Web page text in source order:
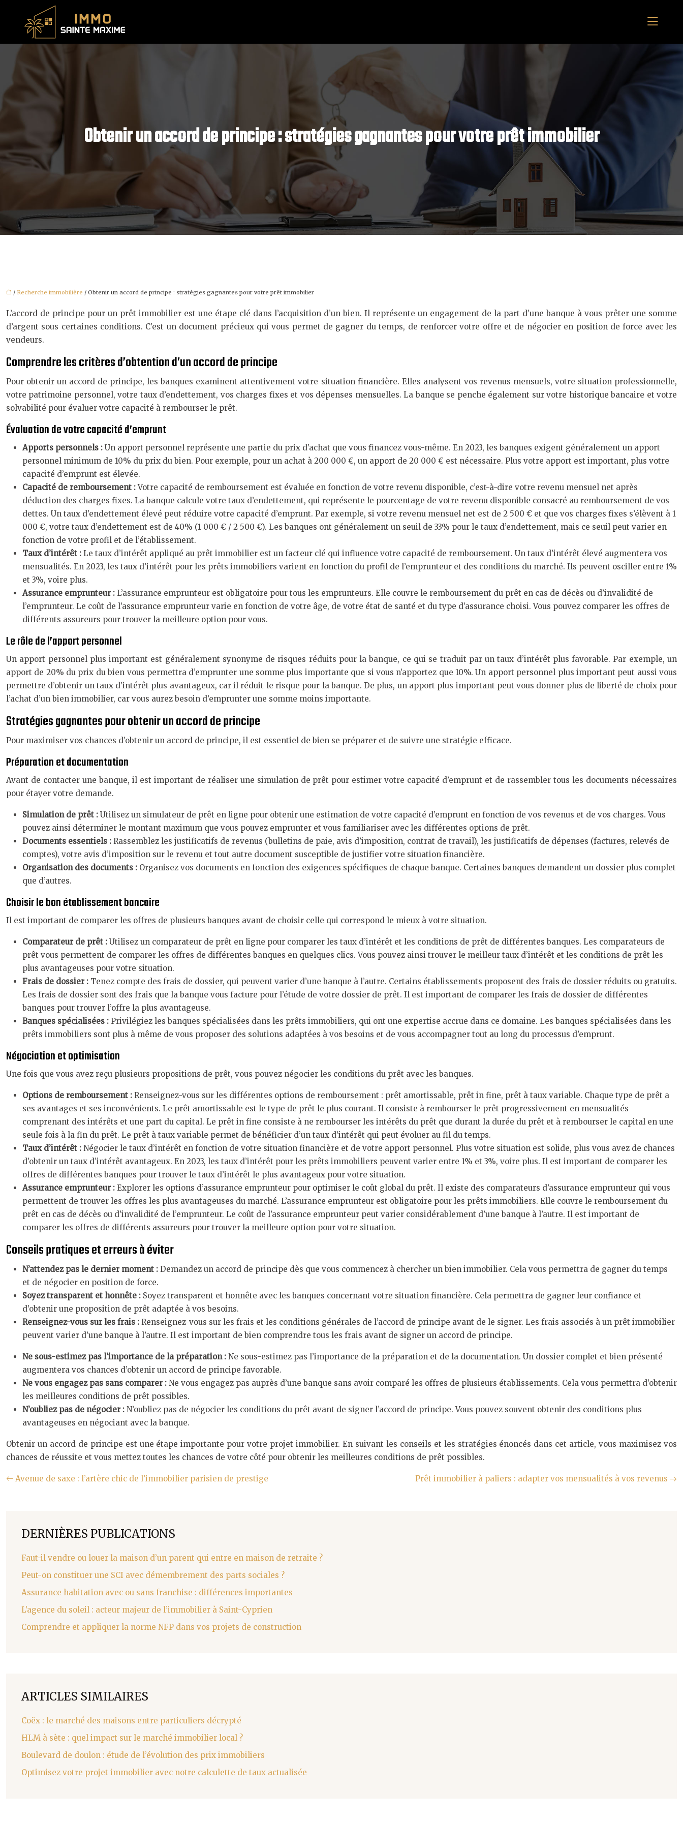
Obtenir un accord de principe : stratégies gagnantes pour votre prêt immobilier
/ Recherche immobilière / Obtenir un accord de principe : stratégies gagnantes pour votre prêt immobilier
L’accord de principe pour un prêt immobilier est une étape clé dans l’acquisition d’un bien. Il représente un engagement de la part d’une banque à vous prêter une somme
d’argent sous certaines conditions. C’est un document précieux qui vous permet de gagner du temps, de renforcer votre offre et de négocier en position de force avec les
vendeurs.
Comprendre les critères d’obtention d’un accord de principe
Pour obtenir un accord de principe, les banques examinent attentivement votre situation financière. Elles analysent vos revenus mensuels, votre situation professionnelle,
votre patrimoine personnel, votre taux d’endettement, vos charges fixes et vos dépenses mensuelles. La banque se penche également sur votre historique bancaire et votre
solvabilité pour évaluer votre capacité à rembourser le prêt.
Évaluation de votre capacité d’emprunt
Apports personnels : Un apport personnel représente une partie du prix d’achat que vous financez vous-même. En 2023, les banques exigent généralement un apport
personnel minimum de 10% du prix du bien. Pour exemple, pour un achat à 200 000 €, un apport de 20 000 € est nécessaire. Plus votre apport est important, plus votre
capacité d’emprunt est élevée.
Capacité de remboursement :Votre capacité de remboursement est évaluée en fonction de votre revenu disponible, c’est-à-dire votre revenu mensuel net après
déduction des charges fixes. La banque calcule votre taux d’endettement, qui représente le pourcentage de votre revenu disponible consacré au remboursement de vos
dettes. Un taux d’endettement élevé peut réduire votre capacité d’emprunt. Par exemple, si votre revenu mensuel net est de 2 500 € et que vos charges fixes s’élèvent à 1
000 €, votre taux d’endettement est de 40% (1 000 € / 2 500 €). Les banques ont généralement un seuil de 33% pour le taux d’endettement, mais ce seuil peut varier en
fonction de votre profil et de l’établissement.
Taux d’intérêt : Le taux d’intérêt appliqué au prêt immobilier est un facteur clé qui influence votre capacité de remboursement. Un taux d’intérêt élevé augmentera vos
mensualités. En 2023, les taux d’intérêt pour les prêts immobiliers varient en fonction du profil de l’emprunteur et des conditions du marché. Ils peuvent osciller entre 1%
et 3%, voire plus.
Assurance emprunteur : L’assurance emprunteur est obligatoire pour tous les emprunteurs. Elle couvre le remboursement du prêt en cas de décès ou d’invalidité de
l’emprunteur. Le coût de l’assurance emprunteur varie en fonction de votre âge, de votre état de santé et du type d’assurance choisi. Vous pouvez comparer les offres de
différents assureurs pour trouver la meilleure option pour vous.
Le rôle de l’apport personnel
Un apport personnel plus important est généralement synonyme de risques réduits pour la banque, ce qui se traduit par un taux d’intérêt plus favorable. Par exemple, un
apport de 20% du prix du bien vous permettra d’emprunter une somme plus importante que si vous n’apportez que 10%. Un apport personnel plus important peut aussi vous
permettre d’obtenir un taux d’intérêt plus avantageux, car il réduit le risque pour la banque. De plus, un apport plus important peut vous donner plus de liberté de choix pour
l’achat d’un bien immobilier, car vous aurez besoin d’emprunter une somme moins importante.
Stratégies gagnantes pour obtenir un accord de principe
Pour maximiser vos chances d’obtenir un accord de principe, il est essentiel de bien se préparer et de suivre une stratégie efficace.
Préparation et documentation
Avant de contacter une banque, il est important de réaliser une simulation de prêt pour estimer votre capacité d’emprunt et de rassembler tous les documents nécessaires
pour étayer votre demande.
Simulation de prêt : Utilisez un simulateur de prêt en ligne pour obtenir une estimation de votre capacité d’emprunt en fonction de vos revenus et de vos charges. Vous
pouvez ainsi déterminer le montant maximum que vous pouvez emprunter et vous familiariser avec les différentes options de prêt.
Documents essentiels : Rassemblez les justificatifs de revenus (bulletins de paie, avis d’imposition, contrat de travail), les justificatifs de dépenses (factures, relevés de
comptes), votre avis d’imposition sur le revenu et tout autre document susceptible de justifier votre situation financière.
Organisation des documents : Organisez vos documents en fonction des exigences spécifiques de chaque banque. Certaines banques demandent un dossier plus complet
que d’autres.
Choisir le bon établissement bancaire
Il est important de comparer les offres de plusieurs banques avant de choisir celle qui correspond le mieux à votre situation.
Comparateur de prêt : Utilisez un comparateur de prêt en ligne pour comparer les taux d’intérêt et les conditions de prêt de différentes banques. Les comparateurs de
prêt vous permettent de comparer les offres de différentes banques en quelques clics. Vous pouvez ainsi trouver le meilleur taux d’intérêt et les conditions de prêt les
plus avantageuses pour votre situation.
Frais de dossier : Tenez compte des frais de dossier, qui peuvent varier d’une banque à l’autre. Certains établissements proposent des frais de dossier réduits ou gratuits.
Les frais de dossier sont des frais que la banque vous facture pour l’étude de votre dossier de prêt. Il est important de comparer les frais de dossier de différentes
banques pour trouver l’offre la plus avantageuse.
Banques spécialisées : Privilégiez les banques spécialisées dans les prêts immobiliers, qui ont une expertise accrue dans ce domaine. Les banques spécialisées dans les
prêts immobiliers sont plus à même de vous proposer des solutions adaptées à vos besoins et de vous accompagner tout au long du processus d’emprunt.
Négociation et optimisation
Une fois que vous avez reçu plusieurs propositions de prêt, vous pouvez négocier les conditions du prêt avec les banques.
Options de remboursement : Renseignez-vous sur les différentes options de remboursement : prêt amortissable, prêt in fine, prêt à taux variable. Chaque type de prêt a
ses avantages et ses inconvénients. Le prêt amortissable est le type de prêt le plus courant. Il consiste à rembourser le prêt progressivement en mensualités
comprenant des intérêts et une part du capital. Le prêt in fine consiste à ne rembourser les intérêts du prêt que durant la durée du prêt et à rembourser le capital en une
seule fois à la fin du prêt. Le prêt à taux variable permet de bénéficier d’un taux d’intérêt qui peut évoluer au fil du temps.
Taux d’intérêt : Négocier le taux d’intérêt en fonction de votre situation financière et de votre apport personnel. Plus votre situation est solide, plus vous avez de chances
d’obtenir un taux d’intérêt avantageux. En 2023, les taux d’intérêt pour les prêts immobiliers peuvent varier entre 1% et 3%, voire plus. Il est important de comparer les
offres de différentes banques pour trouver le taux d’intérêt le plus avantageux pour votre situation.
Assurance emprunteur : Explorer les options d’assurance emprunteur pour optimiser le coût global du prêt. Il existe des comparateurs d’assurance emprunteur qui vous
permettent de trouver les offres les plus avantageuses du marché. L’assurance emprunteur est obligatoire pour les prêts immobiliers. Elle couvre le remboursement du
prêt en cas de décès ou d’invalidité de l’emprunteur. Le coût de l’assurance emprunteur peut varier considérablement d’une banque à l’autre. Il est important de
comparer les offres de différents assureurs pour trouver la meilleure option pour votre situation.
Conseils pratiques et erreurs à éviter
N’attendez pas le dernier moment : Demandez un accord de principe dès que vous commencez à chercher un bien immobilier. Cela vous permettra de gagner du temps
et de négocier en position de force.
Soyez transparent et honnête : Soyez transparent et honnête avec les banques concernant votre situation financière. Cela permettra de gagner leur confiance et
d’obtenir une proposition de prêt adaptée à vos besoins.
Renseignez-vous sur les frais : Renseignez-vous sur les frais et les conditions générales de l’accord de principe avant de le signer. Les frais associés à un prêt immobilier
peuvent varier d’une banque à l’autre. Il est important de bien comprendre tous les frais avant de signer un accord de principe.
Ne sous-estimez pas l’importance de la préparation : Ne sous-estimez pas l’importance de la préparation et de la documentation. Un dossier complet et bien présenté
augmentera vos chances d’obtenir un accord de principe favorable.
Ne vous engagez pas sans comparer : Ne vous engagez pas auprès d’une banque sans avoir comparé les offres de plusieurs établissements. Cela vous permettra d’obtenir
les meilleures conditions de prêt possibles.
N’oubliez pas de négocier : N’oubliez pas de négocier les conditions du prêt avant de signer l’accord de principe. Vous pouvez souvent obtenir des conditions plus
avantageuses en négociant avec la banque.
Obtenir un accord de principe est une étape importante pour votre projet immobilier. En suivant les conseils et les stratégies énoncés dans cet article, vous maximisez vos
chances de réussite et vous mettez toutes les chances de votre côté pour obtenir les meilleures conditions de prêt possibles.
Avenue de saxe : l’artère chic de l’immobilier parisien de prestige Prêt immobilier à paliers : adapter vos mensualités à vos revenus
DERNIÈRES PUBLICATIONS
Faut-il vendre ou louer la maison d’un parent qui entre en maison de retraite ?
Peut-on constituer une SCI avec démembrement des parts sociales ?
Assurance habitation avec ou sans franchise : différences importantes
L’agence du soleil : acteur majeur de l’immobilier à Saint-Cyprien
Comprendre et appliquer la norme NFP dans vos projets de construction
ARTICLES SIMILAIRES
Coëx : le marché des maisons entre particuliers décrypté
HLM à sète : quel impact sur le marché immobilier local ?
Boulevard de doulon : étude de l’évolution des prix immobiliers
Optimisez votre projet immobilier avec notre calculette de taux actualisée